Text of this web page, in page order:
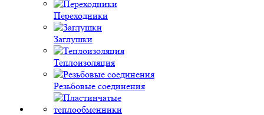
Переходники
Заглушки
Теплоизоляция
Резьбовые соединения